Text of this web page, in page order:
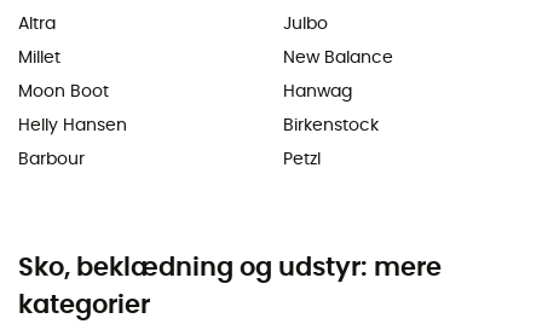
Altra
Millet
Moon Boot
Helly Hansen
Barbour
Julbo
New Balance
Hanwag
Birkenstock
Petzl
Sko, beklædning og udstyr: mere
kategorier